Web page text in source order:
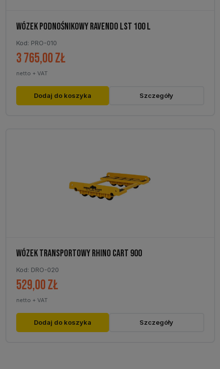
WÓZEK PODNOŚNIKOWY RAVENDO LST 100 L
Kod: PRO-010
3 765,00zł
netto + VAT
Dodaj do koszyka Szczegóły
WÓZEK TRANSPORTOWY RHINO CART 900
Kod: DRO-020
529,00zł
netto + VAT
Dodaj do koszyka Szczegóły